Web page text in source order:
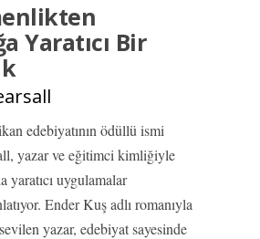
Yaratıcı Bir
edebiyatının ödüllü ismi
yazar ve eğitimci kimliğiyle
yaratıcı uygulamalar
Ender Kuş adlı romanıyla
yazar, edebiyat sayesinde